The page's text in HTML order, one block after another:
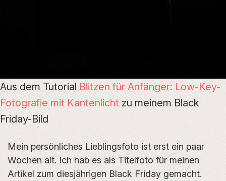
Aus dem Tutorial Blitzen für Anfänger: Low-Key-
Fotografie mit Kantenlicht zu meinem Black
Friday-Bild
Mein persönliches Lieblingsfoto ist erst ein paar
Wochen alt. Ich hab es als Titelfoto für meinen
Artikel zum diesjährigen Black Friday gemacht.